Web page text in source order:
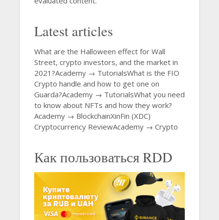
Latest articles
What are the Halloween effect for Wall
Street, crypto investors, and the market in
2021?Academy → TutorialsWhat is the FIO
Crypto handle and how to get one on
Guarda?Academy → TutorialsWhat you need
to know about NFTs and how they work?
Academy → BlockchainXinFin (XDC)
Cryptocurrency ReviewAcademy → Crypto
Как пользоваться RDD